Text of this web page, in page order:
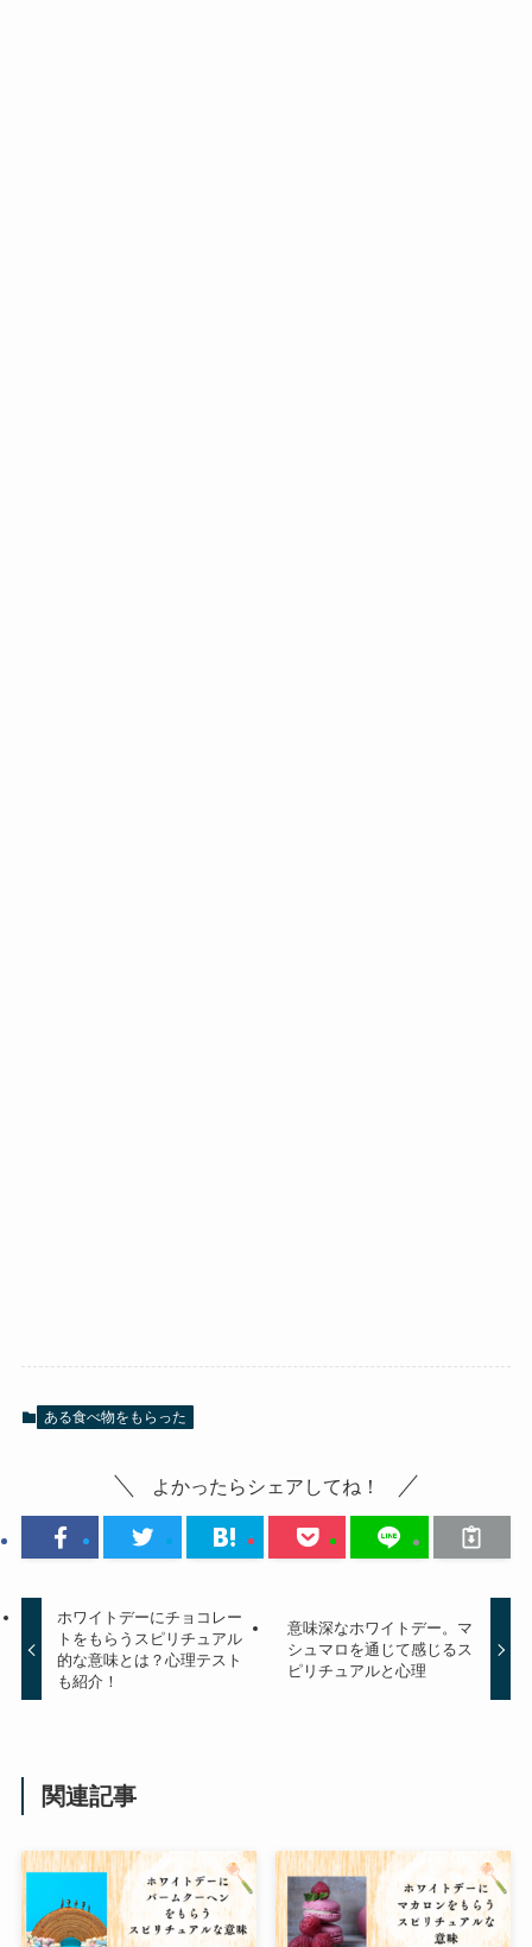
ある食べ物をもらった
よかったらシェアしてね！
ホワイトデーにチョコレー
トをもらうスピリチュアル
的な意味とは？心理テスト
も紹介！
意味深なホワイトデー。マ
シュマロを通じて感じるス
ピリチュアルと心理
関連記事